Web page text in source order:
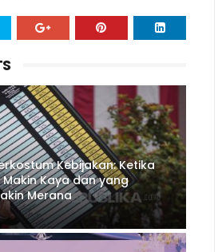
Kebijakan: Ketika
Kaya dan yang
Merana